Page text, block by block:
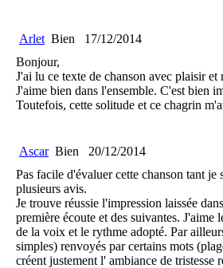
Arlet Bien
17/12/2014
Bonjour,
J'ai lu ce texte de chanson avec plaisir et
J'aime bien dans l'ensemble. C'est bien
Toutefois, cette solitude et ce chagrin
Ascar Bien
20/12/2014
Pas facile d'évaluer cette chanson tant je
plusieurs avis.
Je trouve réussie l'impression laissée
première écoute et des suivantes. J'aime
de la voix et le rythme adopté. Par
simples) renvoyés par certains mots
créent justement l' ambiance de tristesse